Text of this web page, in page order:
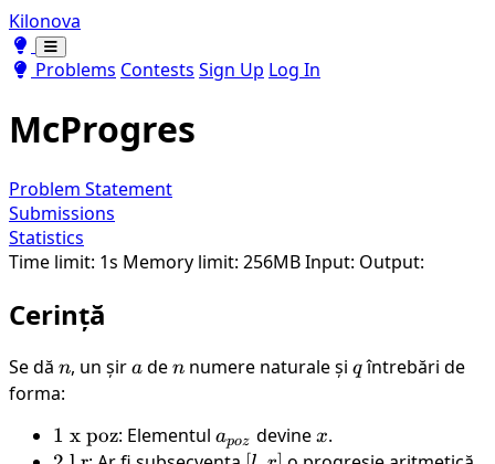
Kilonova
Toggle theme
Toggle theme
Problems Contests Sign Up Log In
McProgres
Problem Statement
Submissions
Statistics
Time limit: 1s Memory limit: 256MBInput: Output:
Cerință
Se dă n
n, un șira
a den
n numere naturale și q
qîntrebări de
forma:
1 \
1 x poz: Elementul a_{poz}
apoz devinex
x.